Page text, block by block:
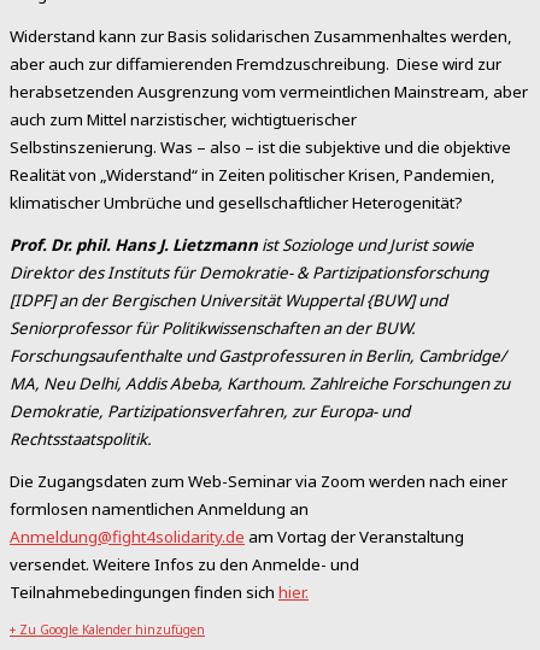
Widerstand kann zur Basis solidarischen Zusammenhaltes werden,
aber auch zur diffamierenden Fremdzuschreibung. Diese wird zur
herabsetzenden Ausgrenzung vom vermeintlichen Mainstream, aber
auch zum Mittel narzistischer, wichtigtuerischer
Selbstinszenierung. Was – also – ist die subjektive und die objektive
Realität von „Widerstand“ in Zeiten politischer Krisen, Pandemien,
klimatischer Umbrüche und gesellschaftlicher Heterogenität?
Prof. Dr. phil. Hans J. Lietzmann ist Soziologe und Jurist sowie
Direktor des Instituts für Demokratie- & Partizipationsforschung
[IDPF] an der Bergischen Universität Wuppertal {BUW] und
Seniorprofessor für Politikwissenschaften an der BUW.
Forschungsaufenthalte und Gastprofessuren in Berlin, Cambridge/
MA, Neu Delhi, Addis Abeba, Karthoum. Zahlreiche Forschungen zu
Demokratie, Partizipationsverfahren, zur Europa- und
Rechtsstaatspolitik.
Die Zugangsdaten zum Web-Seminar via Zoom werden nach einer
formlosen namentlichen Anmeldung an
Anmeldung@fight4solidarity.de am Vortag der Veranstaltung
versendet. Weitere Infos zu den Anmelde- und
Teilnahmebedingungen finden sich hier.
+ Zu Google Kalender hinzufügen